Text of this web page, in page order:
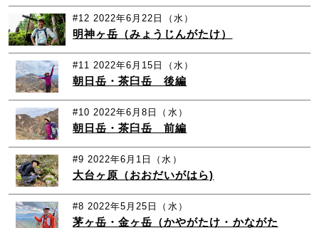
#12 2022年6月22日（水）
明神ヶ岳（みょうじんがたけ）
#11 2022年6月15日（水）
朝日岳・茶臼岳 後編
#10 2022年6月8日（水）
朝日岳・茶臼岳 前編
#9 2022年6月1日（水）
大台ヶ原（おおだいがはら)
#8 2022年5月25日（水）
茅ヶ岳・金ヶ岳（かやがたけ・かながた